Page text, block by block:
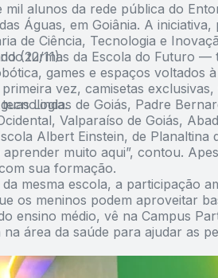
alunos da rede pública do
Águas, em Goiânia. A
de Ciência, Tecnologia e
(22/11).
turmas da Escola do Futuro
games e espaços
vez, camisetas
Lindas de Goiás, Padre
Valparaíso de Goiás,
Albert Einstein, de
muito aqui”, contou.
sua formação.
mesma escola, a participação
os meninos podem aproveitar
ensino médio, vê na Campus
área da saúde para ajudar as